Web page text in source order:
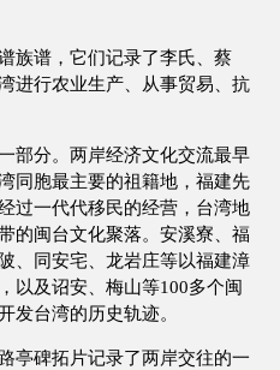
族谱，它们记录了李氏、蔡
进行农业生产、从事贸易、抗
部分。两岸经济文化交流最早
同胞最主要的祖籍地，福建先
过一代代移民的经营，台湾地
的闽台文化聚落。安溪寮、福
、同安宅、龙岩庄等以福建漳
以及诏安、梅山等100多个闽
发台湾的历史轨迹。
亭碑拓片记录了两岸交往的一